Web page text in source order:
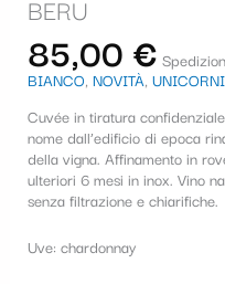
BERU
85,00 €
BIANCO, NOVITÀ,
Cuvée in tiratura
nome dall’edificio di epoca
della vigna. Affinamento in
ulteriori 6 mesi in inox. Vino
senza filtrazione e chiarifiche.
Uve: chardonnay
a
u
n
a
c
a